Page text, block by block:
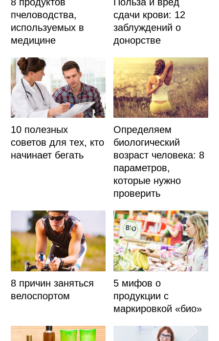
пчеловодства,
используемых в
медицине
сдачи крови: 12
заблуждений о
донорстве
10 полезных
советов для тех, кто
начинает бегать
Определяем
биологический
возраст человека: 8
параметров,
которые нужно
проверить
8 причин заняться
велоспортом
5 мифов о
продукции с
маркировкой «био»